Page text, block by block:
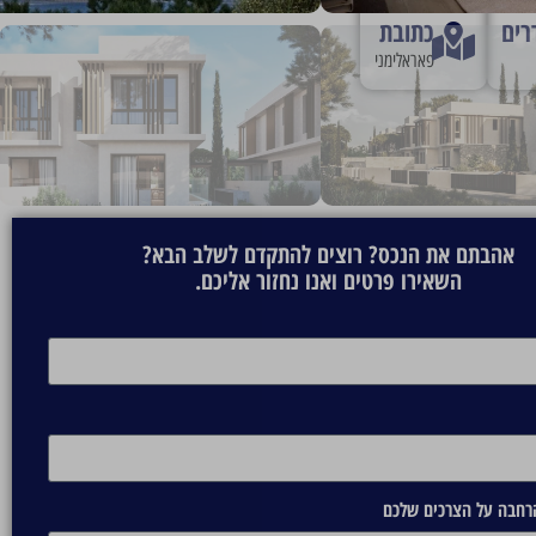
כתובת
פאראלימני
אהבתם את הנכס? רוצים להתקדם לשלב הבא?
השאירו פרטים ואנו נחזור אליכם.
על הצרכים שלכם